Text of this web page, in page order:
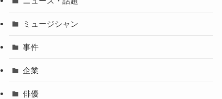
ミュージシャン
事件
企業
俳優